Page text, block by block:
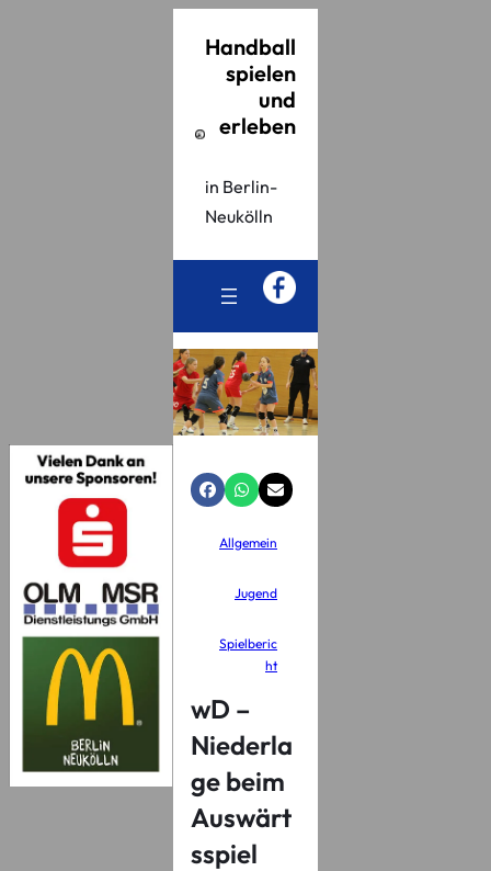
Handball
spielen
und
erleben
in Berlin-
Neukölln
Allgemein
Jugend
Spielberic
ht
wD –
Niederla
ge beim
Auswärt
sspiel